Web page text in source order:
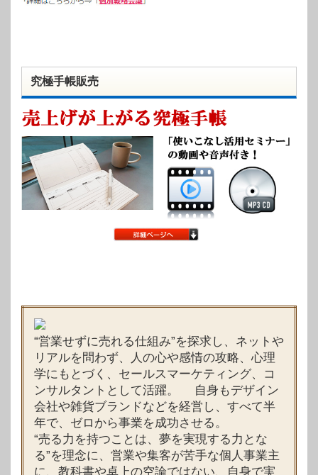
究極手帳販売
“営業せずに売れる仕組み”を探求し、ネットや
リアルを問わず、人の心や感情の攻略、心理
学にもとづく、セールスマーケティング、コ
ンサルタントとして活躍。 自身もデザイン
会社や雑貨ブランドなどを経営し、すべて半
年で、ゼロから事業を成功させる。
“売る力を持つことは、夢を実現する力とな
る”を理念に、営業や集客が苦手な個人事業主
に、教科書や卓上の空論ではない、自身で実